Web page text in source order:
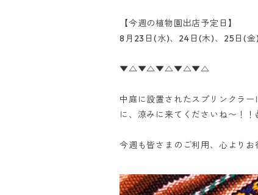
【今週の植物園出店予定日】
8月23日(水)、24日(木)、25日(
▼△▼△▼△▼△▼△
中庭に設置されたスプリンクラ
に、涼みに来てくださいね〜！！
今週も皆さまのご利用、心より